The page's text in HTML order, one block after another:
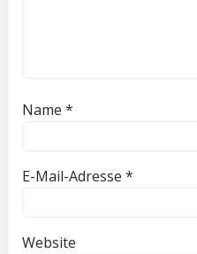
Name *
E-Mail-Adresse *
Website